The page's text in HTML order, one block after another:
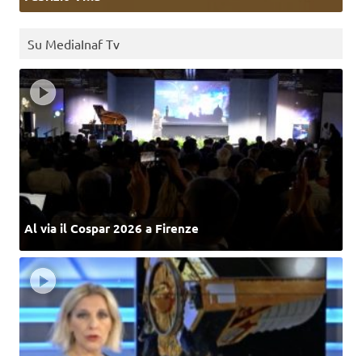
Su MediaInaf Tv
Al via il Cospar 2026 a Firenze